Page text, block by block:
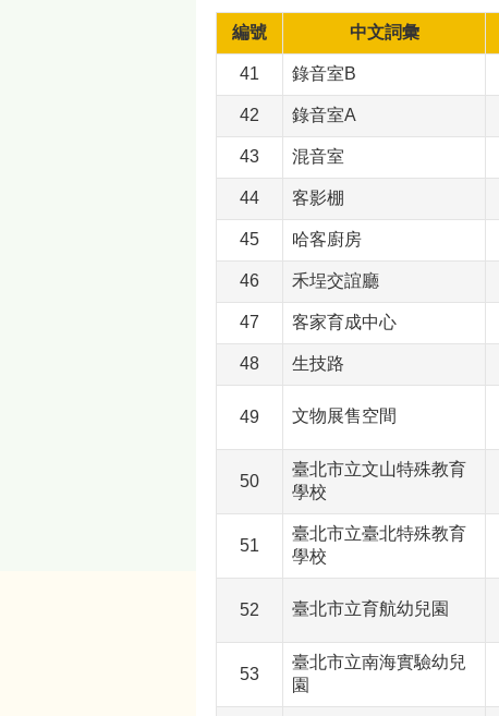
編號 中文詞彙
41 錄音室B
42 錄音室A
43 混音室
44 客影棚
45 哈客廚房
46 禾埕交誼廳
47 客家育成中心
48 生技路
49 文物展售空間
50
臺北市立文山特殊教育
學校
51
臺北市立臺北特殊教育
學校
52 臺北市立育航幼兒園
53
臺北市立南海實驗幼兒
園